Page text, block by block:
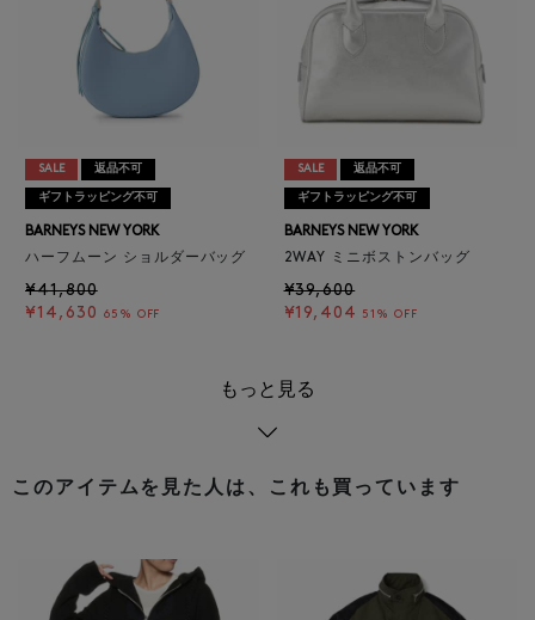
SALE 返品不可
ギフトラッピング不可
BARNEYS NEW YORK
ハーフムーン ショルダーバッグ
¥41,800
¥14,630
65% OFF
SALE 返品不可
ギフトラッピング不可
BARNEYS NEW YORK
2WAY ミニボストンバッグ
¥39,600
¥19,404
51% OFF
もっと見る
このアイテムを見た人は、これも買っています